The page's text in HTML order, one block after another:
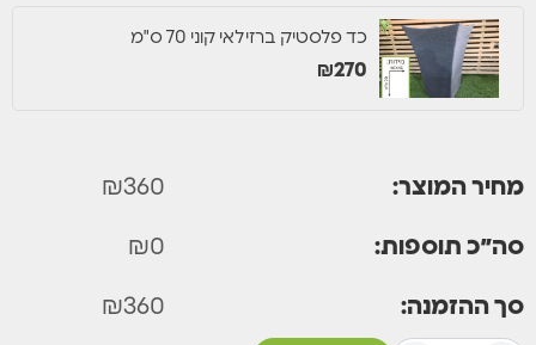
כד פלסטיק ברזילאי קוני 70 ס"מ
₪270
מחיר המוצר: ₪360
סה״כ תוספות: ₪0
סך ההזמנה: ₪360